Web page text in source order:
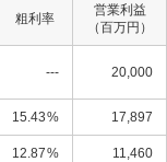
粗利率
営業利益
（百万円）
--- 20,000
15.43% 17,897
12.87% 11,460